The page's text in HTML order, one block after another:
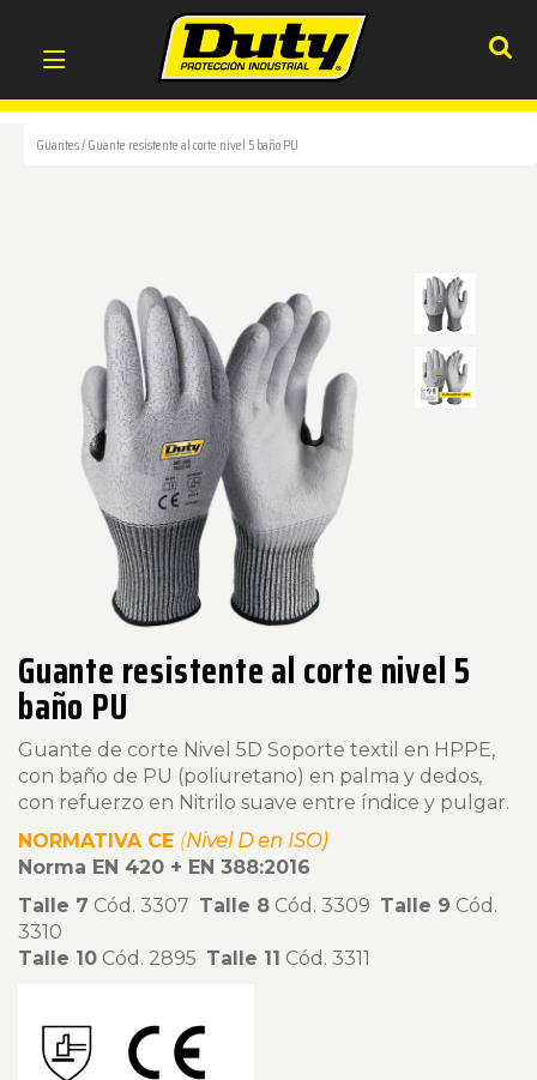
Guantes/Guante resistente al corte nivel 5 baño PU
Guante resistente al corte nivel 5
baño PU
Guante de corte Nivel 5D Soporte textil en HPPE,
con baño de PU (poliuretano) en palma y dedos,
con refuerzo en Nitrilo suave entre índice y pulgar.
NORMATIVA CE (Nivel D en ISO)
Norma EN 420 + EN 388:2016
Talle 7 Cód. 3307 Talle 8 Cód. 3309 Talle 9 Cód.
3310
Talle 10 Cód. 2895 Talle 11 Cód. 3311